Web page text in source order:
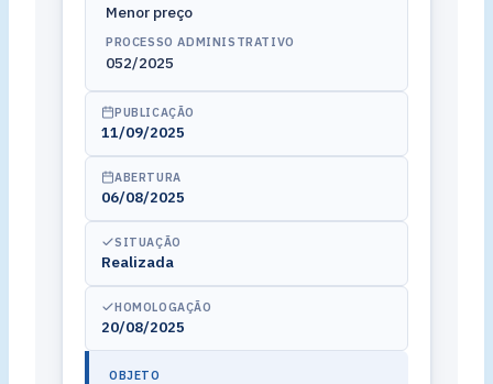
Menor preço
PROCESSO ADMINISTRATIVO
052/2025
PUBLICAÇÃO
11/09/2025
ABERTURA
06/08/2025
SITUAÇÃO
Realizada
HOMOLOGAÇÃO
20/08/2025
OBJETO